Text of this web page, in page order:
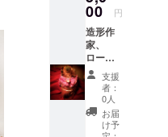
に作品
を会場
にお申
し込み
いただ
ける
方、11
月4日18
時まで
に作品
い。
極端に
長いお
名前
や、考
慮すべ
き状況
が生じ
た場合
はこち
になる
御守り
です。
一つ一
つ 幸せ
の祈り
を込め
て制作
しま
す。
00 円
造形作
家、
ロープ
アー
ティス
ト白鳥
紗也子
によ
支援
者：
0人
お届
け予